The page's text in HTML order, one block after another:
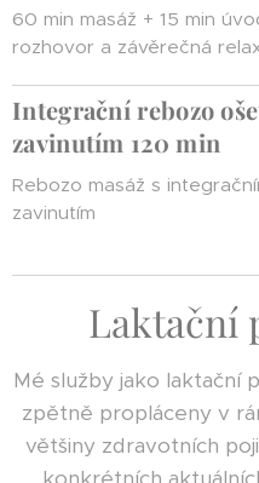
60 min masáž + 15 min
rozhovor a závěrečná
Integrační rebozo
zavinutím 120 min
Rebozo masáž s
zavinutím
Laktační
Mé služby jako laktační
zpětně propláceny v
většiny zdravotních